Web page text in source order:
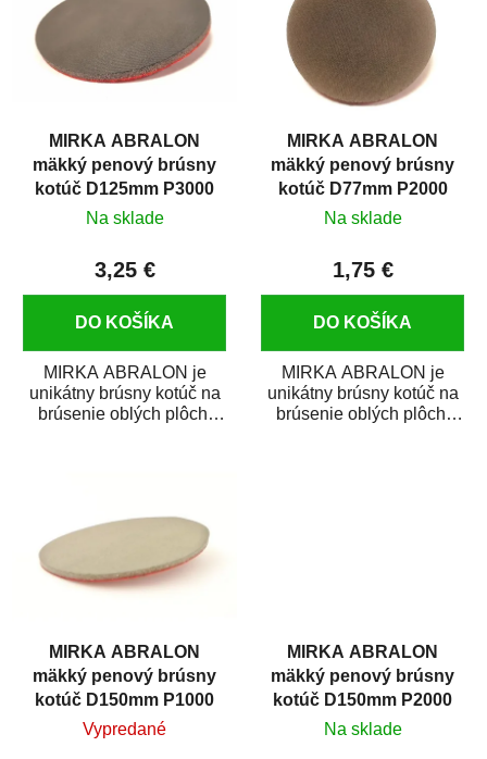
MIRKA ABRALON
mäkký penový brúsny
kotúč D125mm P3000
Na sklade
3,25 €
DO KOŠÍKA
MIRKA ABRALON je
unikátny brúsny kotúč na
brúsenie oblých plôch,
MIRKA ABRALON
mäkký penový brúsny
kotúč D77mm P2000
Na sklade
1,75 €
DO KOŠÍKA
MIRKA ABRALON je
unikátny brúsny kotúč na
brúsenie oblých plôch,
MIRKA ABRALON
mäkký penový brúsny
kotúč D150mm P1000
Vypredané
MIRKA ABRALON
mäkký penový brúsny
kotúč D150mm P2000
Na sklade